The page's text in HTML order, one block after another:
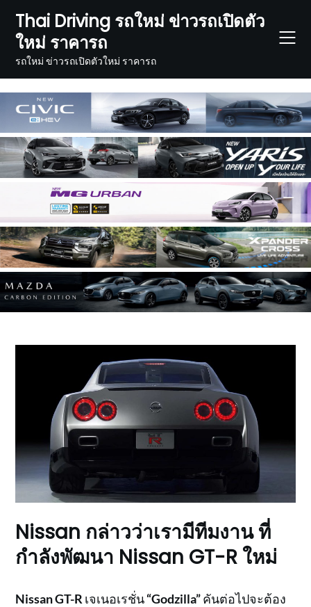
content
Thai Driving รถใหม่ ข่าวรถเปิดตัว
ใหม่ ราคารถ
รถใหม่ ข่าวรถเปิดตัวใหม่ ราคารถ
Nissan กล่าวว่าเรามีทีมงาน ที่
กำลังพัฒนา Nissan GT-R ใหม่
Nissan GT-R เจเนอเรชั่น“Godzilla”คันต่อไปจะต้อง